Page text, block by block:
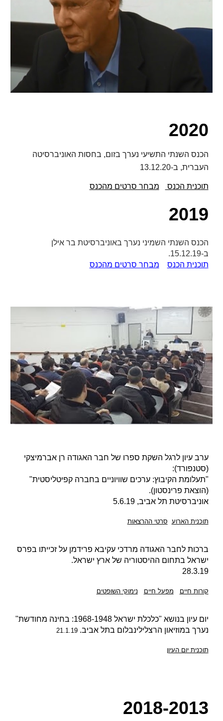
2020
הכנס השנתי התשיעי נערך בזום, בחסות האוניברסיטה
העברית, ב-13.12.20
תוכנית הכנס מבחר סרטים מהכנס
2019
הכנס השנתי השמיני נערך באוניברסיטת בר אילן
ב-15.12.19.
תוכנית הכנס
מבחר סרטים מהכנס
ערב עיון לרגל השקת ספרו של חבר האגודה רן אברמיצקי
(סטנפורד):
"תעלומת הקיבוץ: ערכים שוויוניים בחברה קפיטליסטית"
(הוצאת פרינסטון).
אוניברסיטת תל אביב, 5.6.19
תוכנית הארוע סרטי ההרצאות
ברכות לחבר האגודה מרדכי עקיבא פרידמן על זכייתו בפרס
ישראל בתחום ההיסטוריה של ארץ ישראל.
28.3.19
קורות חיים מפעל חיים נימוקי השופטים
יום עיון בנושא "כלכלת ישראל 1968-1948: בחינה מחודשת"
נערך במוזיאון הרצלילינבלום בתל אביב.21.1.19
תוכנית יום העיון
2018-2013